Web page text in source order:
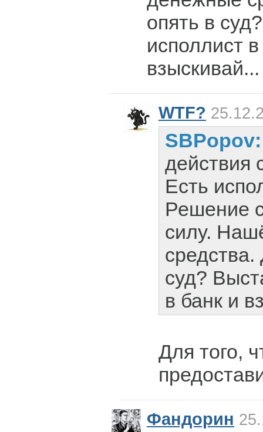
опять в
исполлист
взыскивай...
WTF?
действия
Есть
Решение
силу.
средства.
суд?
в банк и
Для того,
Фандорин